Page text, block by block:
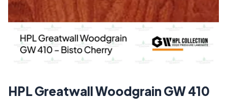
HPL Greatwall Woodgrain GW 410